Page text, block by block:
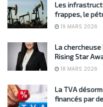
Les
frappes, le
19 MARS 2026
La
Rising Star
18 MARS 2026
La TVA
financés par